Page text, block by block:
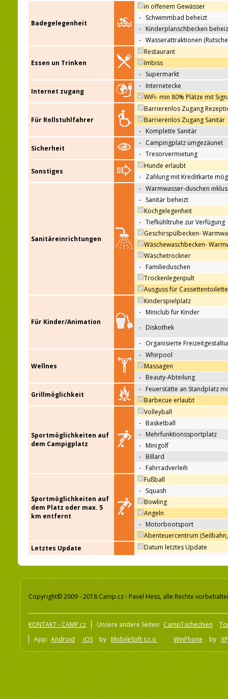
Badegelegenheit
in offenem Gewässer
- Schwimmbad beheizt
- Kinderplanschbecken
- Wasserattraktionen
Essen un Trinken
Restaurant
Imbiss
- Supermarkt
Internet zugang
- Internetecke
WiFi- min 80% Plätze mit
Für Rollstuhlfahrer
Barrierenlos Zugang
Barrierenlos Zugang Sanitär
- Komplette Sanitär
Sicherheit
- Campingplatz umgezäunet
- Tresorvermietung
Sonstiges
Hunde erlaubt
- Zahlung mit Kreditkarte
Sanitäreinrichtungen
- Warmwasser-duschen
- Sanitär beheizt
Kochgelegenheit
- Tiefkühltruhe zur Verfügung
Geschirspülbecken-
Wäschewaschbecken-
Wäschetrockner
- Familieduschen
Trockenlegenpult
Ausguss für
Für Kinder/Animation
Kinderspielplatz
- Miniclub für Kinder
- Diskothek
- Organisierte
Wellnes
- Whirpool
Massagen
- Beauty-Abteilung
Grillmöglichkeit
- Feuerstätte an Standplatz
Barbecue erlaubt
Sportmöglichkeiten auf
dem Campigplatz
Volleyball
- Basketball
- Mehrfunktionssportplatz
- Minigolf
- Billard
- Fahrradverleih
Sportmöglichkeiten auf
dem Platz oder max. 5
km entfernt
Fußball
- Squash
Bowling
Angeln
- Motorbootsport
Abenteuercentrum
Letztes Update
Datum letztes Update
Copyright© 2009 - 2018 Camp.cz - Pavel Hess, alle Rechte
KONTAKT - CAMP.cz Unsere andere Seiten: CampTschechien
App: Android iOS by MobileSoft s.r.o WinPhone by